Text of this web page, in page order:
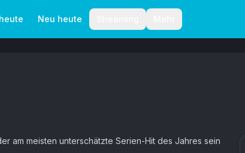
Neu heute
am meisten unterschätzte Serien-Hit des Jahres sein
RichtlinienAutoren